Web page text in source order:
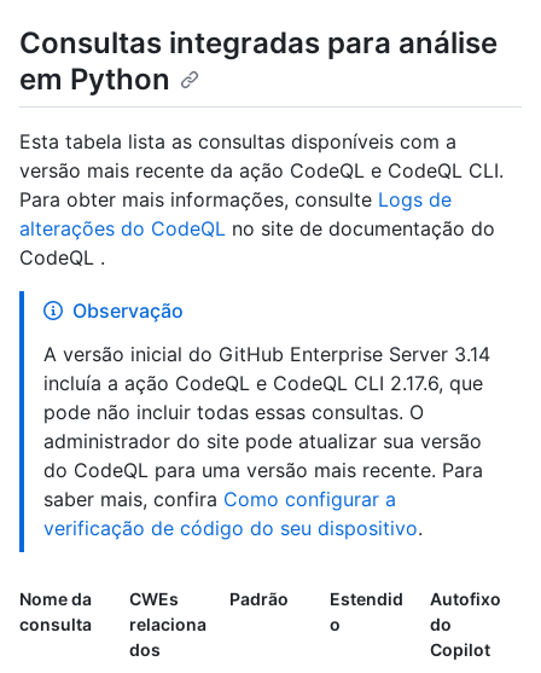
Consultas integradas para análise
em Python
Esta tabela lista as consultas disponíveis com a
versão mais recente da ação CodeQL e CodeQL CLI.
Para obter mais informações, consulte Logs de
alterações do CodeQL no site de documentação do
CodeQL .
Observação
A versão inicial do GitHub Enterprise Server 3.14
incluía a ação CodeQL e CodeQL CLI 2.17.6, que
pode não incluir todas essas consultas. O
administrador do site pode atualizar sua versão
do CodeQL para uma versão mais recente. Para
saber mais, confira Como configurar a
verificação de código do seu dispositivo.
Nome da
consulta
CWEs
relaciona
dos
Padrão
Estendid
o
Autofixo
do
Copilot